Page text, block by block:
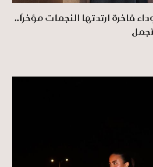
فاخرة ارتدتها النجمات مؤخرًا..